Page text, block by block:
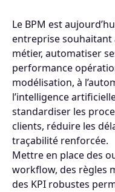
Le BPM est
entreprise souhaitant
métier, automatiser
performance
modélisation, à
l’intelligence
standardiser les
clients, réduire les
traçabilité renforcée.
Mettre en place des
workflow, des règles
des KPI robustes